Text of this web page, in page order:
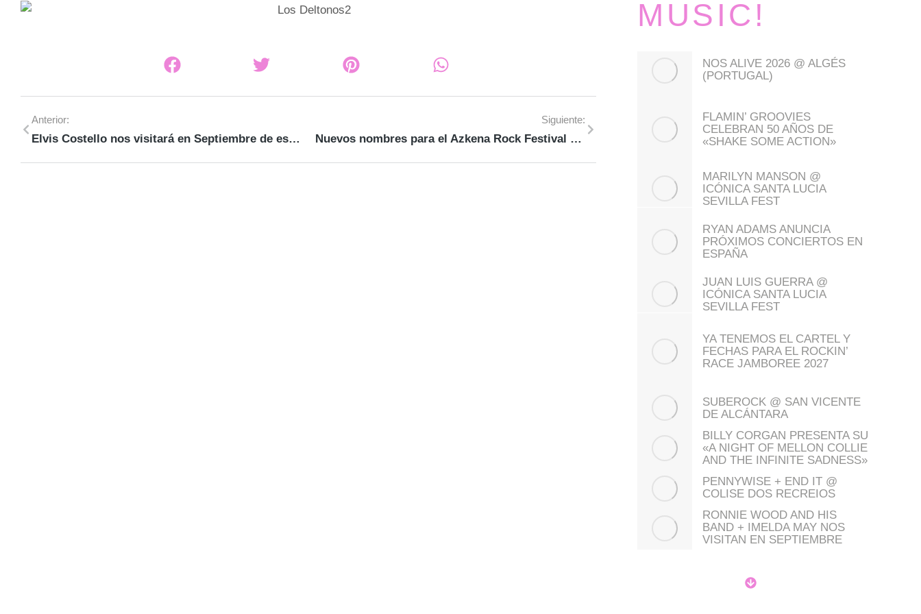
Anterior:
Elvis Costello nos visitará en Septiembre de este año
Siguiente:
Nuevos nombres para el Azkena Rock Festival 2023
MUSIC!
NOS ALIVE 2026 @ ALGÉS
(PORTUGAL)
FLAMIN’ GROOVIES
CELEBRAN 50 AÑOS DE
«SHAKE SOME ACTION»
MARILYN MANSON @
ICÓNICA SANTA LUCIA
SEVILLA FEST
RYAN ADAMS ANUNCIA
PRÓXIMOS CONCIERTOS EN
ESPAÑA
JUAN LUIS GUERRA @
ICÓNICA SANTA LUCIA
SEVILLA FEST
YA TENEMOS EL CARTEL Y
FECHAS PARA EL ROCKIN’
RACE JAMBOREE 2027
SUBEROCK @ SAN VICENTE
DE ALCÁNTARA
BILLY CORGAN PRESENTA SU
«A NIGHT OF MELLON COLLIE
AND THE INFINITE SADNESS»
PENNYWISE + END IT @
COLISE DOS RECREIOS
RONNIE WOOD AND HIS
BAND + IMELDA MAY NOS
VISITAN EN SEPTIEMBRE